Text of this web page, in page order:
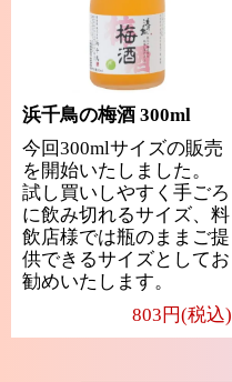
浜千鳥の梅酒 300ml
今回300mlサイズの販売
を開始いたしました。
試し買いしやすく手ごろ
に飲み切れるサイズ、料
飲店様では瓶のままご提
供できるサイズとしてお
勧めいたします。
803円(税込)